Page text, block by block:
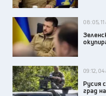
08:05, 11
09:12, 04
Русия
град